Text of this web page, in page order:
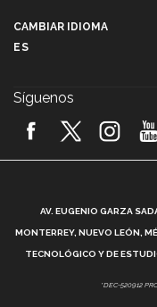
2026!
¿Cómo
Vida Tec:
CAMBIAR IDIOMA
ES
Síguenos
AV. EUGENIO GARZA
MONTERREY, NUEVO LEÓN,
TECNOLÓGICO Y DE
*DEC-520912